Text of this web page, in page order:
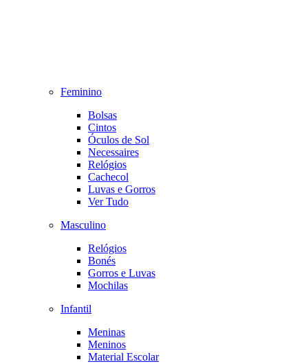
Feminino
Bolsas
Cintos
Óculos de Sol
Necessaires
Relógios
Cachecol
Luvas e Gorros
Ver Tudo
Masculino
Relógios
Bonés
Gorros e Luvas
Mochilas
Infantil
Meninas
Meninos
Material Escolar